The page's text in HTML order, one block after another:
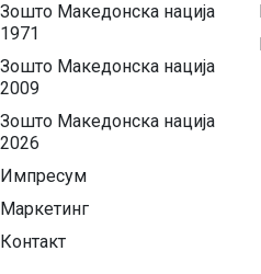
Зошто Македонска нација
1971
Зошто Македонска нација
2009
Зошто Македонска нација
2026
Импресум
Маркетинг
Контакт